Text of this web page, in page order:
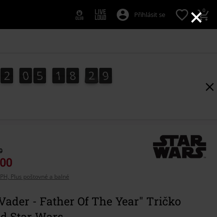
×
Přihlásit se 0
2
2 0
0 5
5 1
1 8
8 2
3
2 7
8
7
9
8
Plus poštovné a balné
- Father Of The Year" Tričko